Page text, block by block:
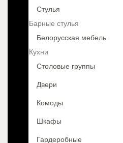
Стулья
Барные стулья
Белорусская мебель
Кухни
Столовые группы
Двери
Комоды
Шкафы
Гардеробные